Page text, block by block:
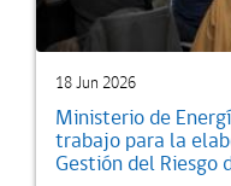
18 Jun 2026
Ministerio de
trabajo para la
Gestión del Riesgo